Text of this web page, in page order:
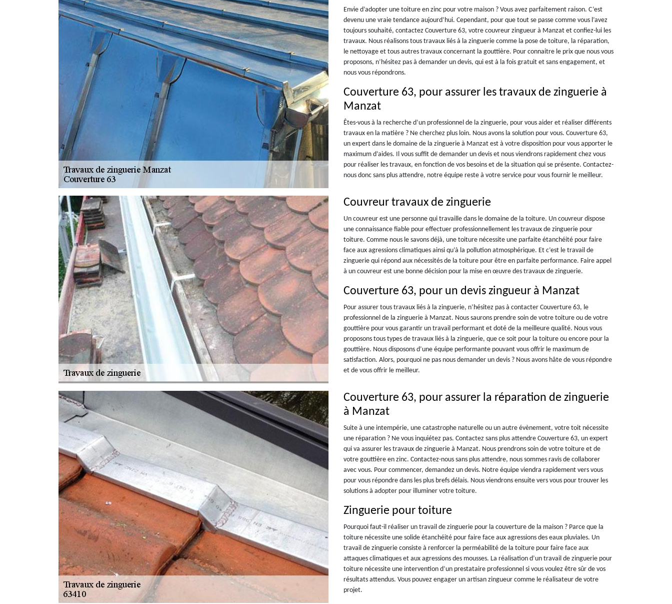
Envie d’adopter une toiture en zinc pour votre maison ? Vous avez parfaitement raison. C’est
devenu une vraie tendance aujourd’hui. Cependant, pour que tout se passe comme vous l’avez
toujours souhaité, contactez Couverture 63, votre couvreur zingueur à Manzat et confiez-lui les
travaux. Nous réalisons tous travaux liés à la zinguerie comme la pose de toiture, la réparation,
le nettoyage et tous autres travaux concernant la gouttière. Pour connaitre le prix que nous vous
proposons, n’hésitez pas à demander un devis, qui est à la fois gratuit et sans engagement, et
nous vous répondrons.
Couverture 63, pour assurer les travaux de zinguerie à
Manzat
Êtes-vous à la recherche d’un professionnel de la zinguerie, pour vous aider et réaliser différents
travaux en la matière ? Ne cherchez plus loin. Nous avons la solution pour vous. Couverture 63,
un expert dans le domaine de la zinguerie à Manzat est à votre disposition pour vous apporter le
maximum d’aides. Il vous suffit de demander un devis et nous viendrons rapidement chez vous
pour réaliser les travaux, en fonction de vos besoins et de la situation qui se présente. Contactez-
nous donc sans plus attendre, notre équipe reste à votre service pour vous fournir le meilleur.
Couvreur travaux de zinguerie
Un couvreur est une personne qui travaille dans le domaine de la toiture. Un couvreur dispose
une connaissance fiable pour effectuer professionnellement les travaux de zinguerie pour
toiture. Comme nous le savons déjà, une toiture nécessite une parfaite étanchéité pour faire
face aux agressions climatiques ainsi qu’à la pollution atmosphérique. Et c’est le travail de
zinguerie qui répond aux nécessités de la toiture pour être en parfaite performance. Faire appel
à un couvreur est une bonne décision pour la mise en œuvre des travaux de zinguerie.
Couverture 63, pour un devis zingueur à Manzat
Pour assurer tous travaux liés à la zinguerie, n’hésitez pas à contacter Couverture 63, le
professionnel de la zinguerie à Manzat. Nous saurons prendre soin de votre toiture ou de votre
gouttière pour vous garantir un travail performant et doté de la meilleure qualité. Nous vous
proposons tous types de travaux liés à la zinguerie, que ce soit pour la toiture ou encore pour la
gouttière. Nous disposons d’une équipe performante pouvant vous offrir le maximum de
satisfaction. Alors, pourquoi ne pas nous demander un devis ? Nous avons hâte de vous répondre
et de vous offrir le meilleur.
Couverture 63, pour assurer la réparation de zinguerie
à Manzat
Suite à une intempérie, une catastrophe naturelle ou un autre évènement, votre toit nécessite
une réparation ? Ne vous inquiétez pas. Contactez sans plus attendre Couverture 63, un expert
qui va assurer les travaux de zinguerie à Manzat. Nous prendrons soin de votre toiture et de
votre gouttière en zinc. Contactez-nous sans plus attendre, nous sommes ravis de collaborer
avec vous. Pour commencer, demandez un devis. Notre équipe viendra rapidement vers vous
pour vous répondre dans les plus brefs délais. Nous viendrons ensuite vers vous pour trouver les
solutions à adopter pour illuminer votre toiture.
Zinguerie pour toiture
Pourquoi faut-il réaliser un travail de zinguerie pour la couverture de la maison ? Parce que la
toiture nécessite une solide étanchéité pour faire face aux agressions des eaux pluviales. Un
travail de zinguerie consiste à renforcer la perméabilité de la toiture pour faire face aux
attaques climatiques et aux agressions des mousses. La réalisation d’un travail de zinguerie pour
toiture nécessite une intervention d’un prestataire professionnel si vous voulez être sûr de vos
résultats attendus. Vous pouvez engager un artisan zingueur comme le réalisateur de votre
projet.